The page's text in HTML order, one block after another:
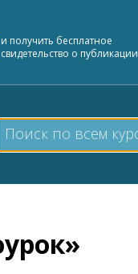
и получить бесплатное
свидетельство о публикации